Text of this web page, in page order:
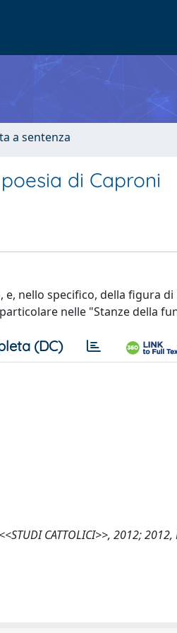
a sentenza
di Caproni
nello specifico, della figura
nelle "Stanze della
(DC)
CATTOLICI>>, 2012;